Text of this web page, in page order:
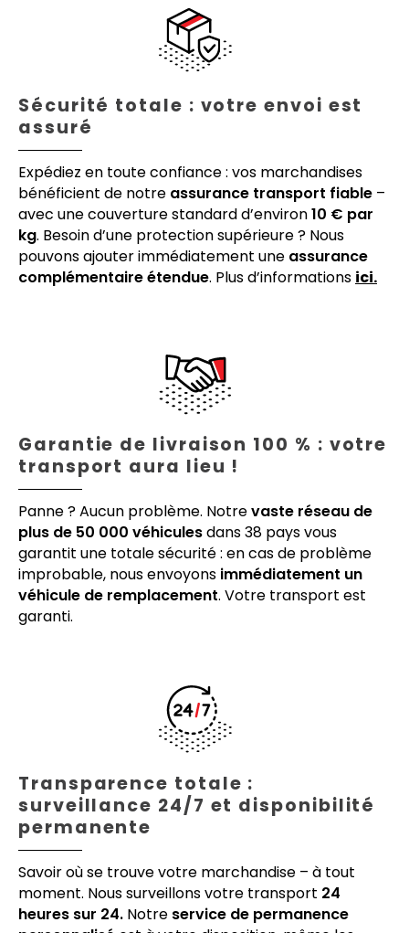
Sécurité totale : votre envoi est
assuré
Expédiez en toute confiance : vos marchandises
bénéficient de notre assurance transport fiable –
avec une couverture standard d’environ10 € par
kg. Besoin d’une protection supérieure ? Nous
pouvons ajouter immédiatement une assurance
complémentaire étendue. Plus d’informations ici.
Garantie de livraison 100 % : votre
transport aura lieu !
Panne ? Aucun problème. Notrevaste réseau de
plus de 50 000 véhiculesdans 38 pays vous
garantit une totale sécurité : en cas de problème
improbable, nous envoyons immédiatement un
véhicule de remplacement. Votre transport est
garanti.
Transparence totale :
surveillance 24/7 et disponibilité
permanente
Savoir où se trouve votre marchandise – à tout
moment. Nous surveillons votre transport 24
heures sur 24. Notre service de permanence